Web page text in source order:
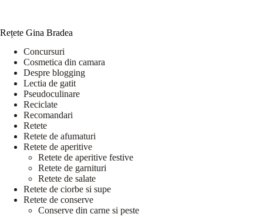
Rețete Gina Bradea
Concursuri
Cosmetica din camara
Despre blogging
Lectia de gatit
Pseudoculinare
Reciclate
Recomandari
Retete
Retete de afumaturi
Retete de aperitive
Retete de aperitive festive
Retete de garnituri
Retete de salate
Retete de ciorbe si supe
Retete de conserve
Conserve din carne si peste